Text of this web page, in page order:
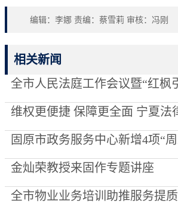
编辑：李娜 责编：蔡雪莉 审核：冯刚
相关新闻
金灿荣教授来固作专题讲座
全市物业业务培训助推服务提质